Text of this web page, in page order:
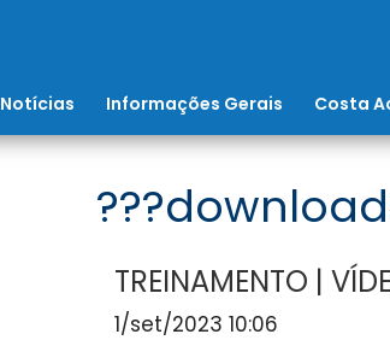
Notícias Informações Gerais Costa
TREINAMENTO |
1/set/2023 10:06